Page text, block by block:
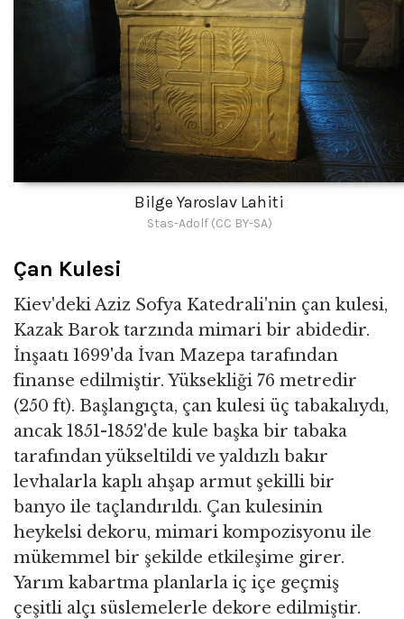
Bilge Yaroslav Lahiti
Stas-Adolf (CC BY-SA)
Çan Kulesi
Kiev'deki Aziz Sofya Katedrali'nin çan kulesi,
Kazak Barok tarzında mimari bir abidedir.
İnşaatı 1699'da İvan Mazepa tarafından
finanse edilmiştir. Yüksekliği 76 metredir
(250 ft). Başlangıçta, çan kulesi üç tabakalıydı,
ancak 1851-1852'de kule başka bir tabaka
tarafından yükseltildi ve yaldızlı bakır
levhalarla kaplı ahşap armut şekilli bir
banyo ile taçlandırıldı. Çan kulesinin
heykelsi dekoru, mimari kompozisyonu ile
mükemmel bir şekilde etkileşime girer.
Yarım kabartma planlarla iç içe geçmiş
çeşitli alçı süslemelerle dekore edilmiştir.